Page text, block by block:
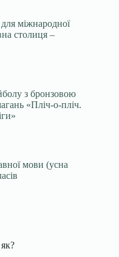
міжнародної
столиця –
з бронзовою
«Пліч-о-пліч.
мови (усна